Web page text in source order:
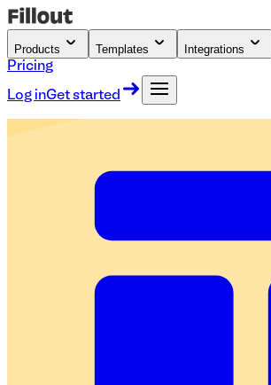
Products Templates Integrations
Pricing
Log inGet started